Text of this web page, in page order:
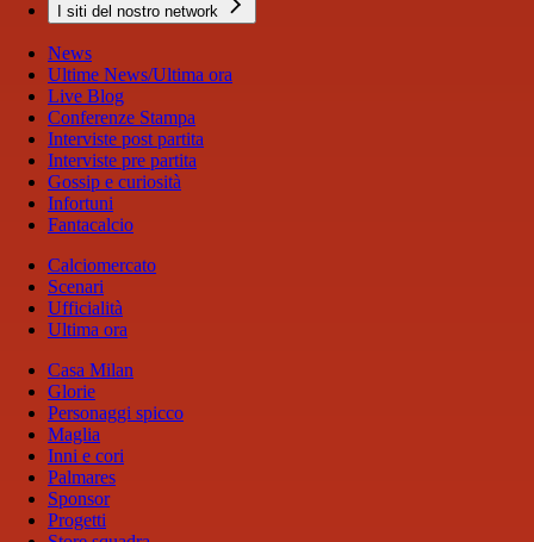
I siti del nostro network
News
Ultime News/Ultima ora
Live Blog
Conferenze Stampa
Interviste post partita
Interviste pre partita
Gossip e curiosità
Infortuni
Fantacalcio
Calciomercato
Scenari
Ufficialità
Ultima ora
Casa Milan
Glorie
Personaggi spicco
Maglia
Inni e cori
Palmares
Sponsor
Progetti